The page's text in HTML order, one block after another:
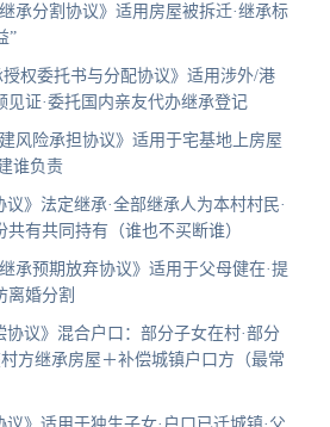
承分割协议》适用房屋被拆迁·继承标
”
权委托书与分配协议》适用涉外/港
见证·委托国内亲友代办继承登记
风险承担协议》适用于宅基地上房屋
谁负责
》法定继承·全部继承人为本村村民·
共有共同持有（谁也不买断谁）
承预期放弃协议》适用于父母健在·提
离婚分割
协议》混合户口：部分子女在村·部分
方继承房屋＋补偿城镇户口方（最常